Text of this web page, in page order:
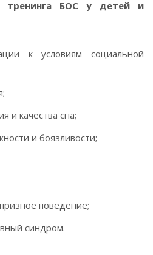
тренинга БОС у детей и
к условиям социальной
и качества сна;
и боязливости;
поведение;
синдром.